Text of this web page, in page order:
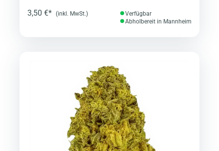
3,50 €* (inkl. MwSt.)
Verfügbar
Abholbereit in Mannheim